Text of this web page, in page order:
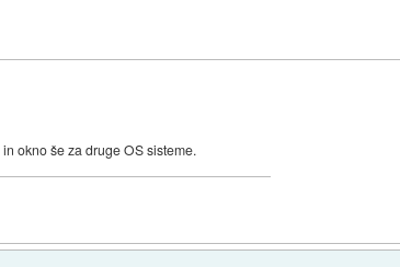
okno še za druge OS sisteme.